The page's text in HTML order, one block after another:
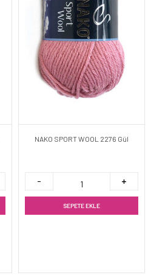
NAKO SPORT WOOL 2276 Gül
SEPETE EKLE